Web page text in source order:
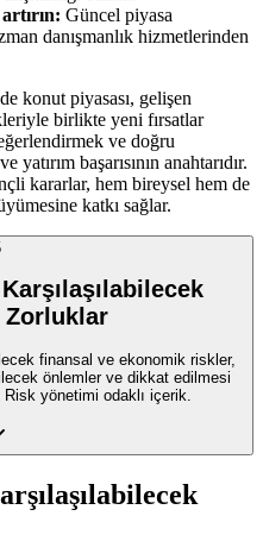
Güncel piyasa
danışmanlık hizmetlerinden
konut piyasası, gelişen
birlikte yeni fırsatlar
ve doğru
başarısının anahtarıdır.
kararlar, hem bireysel hem de
katkı sağlar.
Zorluklar
finansal ve ekonomik riskler,
önlemler ve dikkat edilmesi
yönetimi odaklı içerik.